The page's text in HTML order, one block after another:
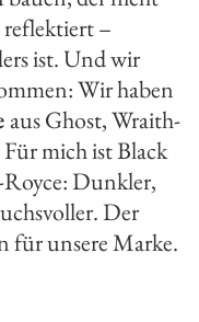
reflektiert –
ist. Und wir
Wir haben
aus Ghost, Wraith-
mich ist Black
Royce: Dunkler,
Der
für unsere Marke.